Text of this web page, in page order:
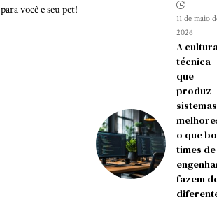
para você e seu pet!
11 de maio
2026
A
técnica
que
produz
sistemas
o que
times de
fazem